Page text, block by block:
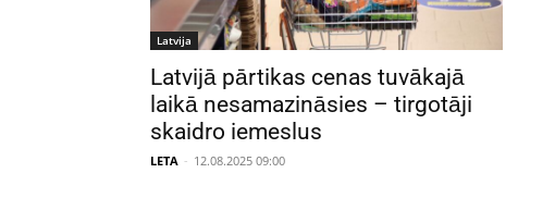
Latvija
Latvijā pārtikas cenas tuvākajā
laikā nesamazināsies – tirgotāji
skaidro iemeslus
LETA - 12.08.2025 09:00